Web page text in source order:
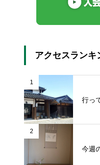
アクセスランキ
1
行っ
2
今週